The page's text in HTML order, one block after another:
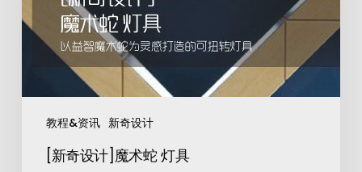
教程&资讯 新奇设计
[新奇设计]魔术蛇 灯具